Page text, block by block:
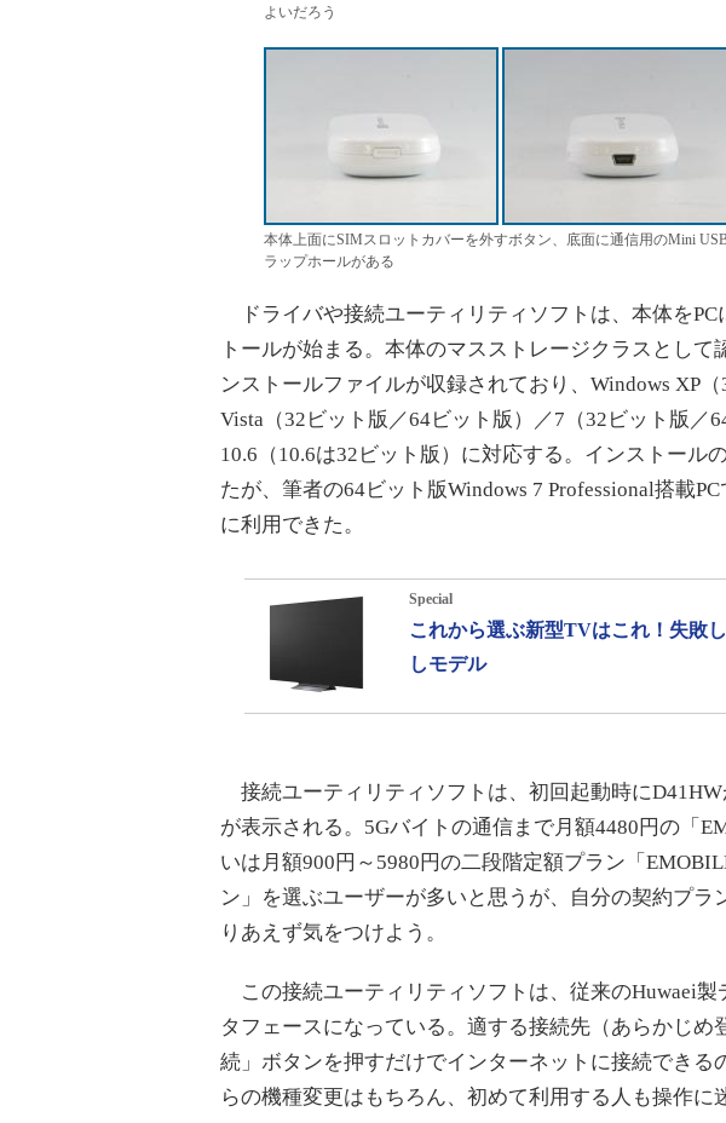
よいだろう
本体上面にSIMスロットカバーを外すボタン、底面に通信用のMini
ラップホールがある
ドライバや接続ユーティリティソフトは、本体をPC
トールが始まる。本体のマスストレージクラスとして
ンストールファイルが収録されており、Windows XP
Vista（32ビット版／64ビット版）／7（32ビット版／
10.6（10.6は32ビット版）に対応する。インストール
たが、筆者の64ビット版Windows 7 Professional搭載
に利用できた。
Special
これから選ぶ新型TVはこれ！失敗
しモデル
接続ユーティリティソフトは、初回起動時に
が表示される。5Gバイトの通信まで月額4480円の「
いは月額900円～5980円の二段階定額プラン「
ン」を選ぶユーザーが多いと思うが、自分の契約プラ
りあえず気をつけよう。
この接続ユーティリティソフトは、従来のHuwaei製
タフェースになっている。適する接続先（あらかじめ
続」ボタンを押すだけでインターネットに接続できる
らの機種変更はもちろん、初めて利用する人も操作に